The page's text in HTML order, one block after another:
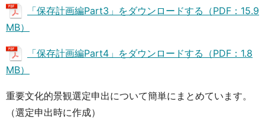
「保存計画編Part3」をダウンロードする（PDF：15.9
MB）
「保存計画編Part4」をダウンロードする（PDF：1.8
MB）
重要文化的景観選定申出について簡単にまとめています。
（選定申出時に作成）